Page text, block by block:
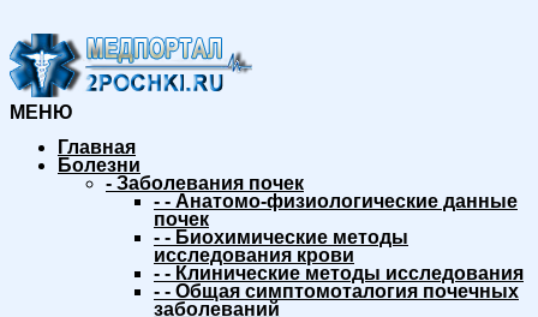
МЕНЮ
Главная
Болезни
- Заболевания почек
- - Анатомо-физиологические данные
почек
- - Биохимические методы
исследования крови
- - Клинические методы исследования
- - Общая симптомоталогия почечных
заболеваний